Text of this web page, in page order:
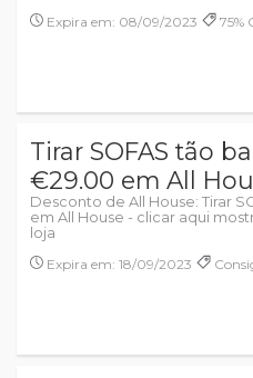
Expira em: 08/09/2023
75%
Tirar SOFAS tão
€29.00 em All
Desconto de All House: Tirar
em All House - clicar aqui
loja
Expira em: 18/09/2023